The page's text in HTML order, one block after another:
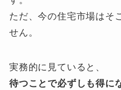
ただ、今の住宅市場はそ
せん。
実務的に見ていると、
待つことで必ずしも得に